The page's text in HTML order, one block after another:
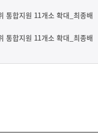
통합지원 11개소 확대_최종배
통합지원 11개소 확대_최종배